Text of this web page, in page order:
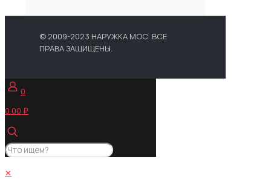
© 2009-2023 НАРУЖКА МОС. ВСЕ
ПРАВА ЗАЩИЩЕНЫ.
0
0.00 ₽
✕